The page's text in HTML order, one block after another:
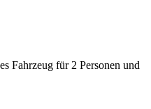
Fahrzeug für 2 Personen und